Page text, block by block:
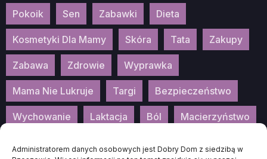
Administratorem danych osobowych jest Dobry Dom z siedzibą w
Pokoik Sen Zabawki Dieta
Kosmetyki Dla Mamy Skóra Tata Zakupy
Zabawa Zdrowie Wyprawka
Mama Nie Lukruje Targi Bezpieczeństwo
Wychowanie Laktacja Ból Macierzyństwo